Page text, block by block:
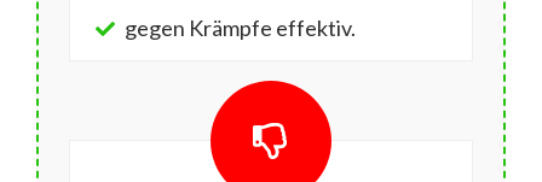
gegen Krämpfe effektiv.